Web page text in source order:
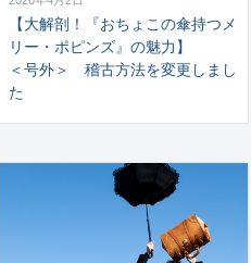
【大解剖！『おちょこの傘持つメ
リー・ポピンズ』の魅力】
＜号外＞ 稽古方法を変更しまし
た